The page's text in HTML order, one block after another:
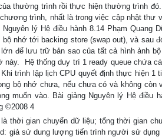
thường trình rồi thực hiện thường trình đó.
trình, nhất là trong việc cập nhật thư
lý Hệ điều hành 8.14 Phạm Quang
nhớ tới backing store (swap out), và sau
để lưu trữ bản sao của tất cả hình ảnh
 Hệ thống duy trì 1 ready queue chứa
trình lập lịch CPU quyết định thực hiện 1
bộ nhớ chưa, nếu chưa có và không còn
muốn vào. Bài giảng Nguyên lý Hệ điều
©2008 4
thời gian chuyển dữ liệu; tổng thời gian
giả sử dung lượng tiến trình người sử dụng